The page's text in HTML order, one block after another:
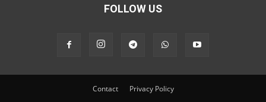
FOLLOW US
Contact Privacy Policy